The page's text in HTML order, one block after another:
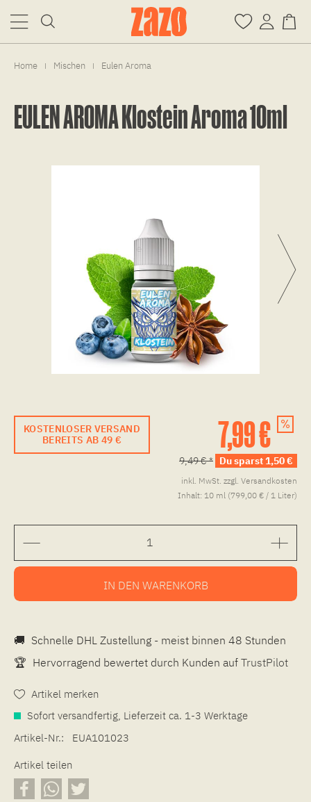
Home | Mischen | Eulen Aroma
EULEN AROMA Klostein Aroma 10ml
KOSTENLOSER VERSAND
BEREITS AB 49 €
7,99 €
9,49 € * Du sparst 1,50 €
inkl. MwSt. zzgl. Versandkosten
Inhalt: 10 ml (799,00 € / 1 Liter)
IN DEN WARENKORB
🚚 Schnelle DHL Zustellung - meist binnen 48 Stunden
🏆 Hervorragend bewertet durch Kunden auf TrustPilot
Artikel merken
Sofort versandfertig, Lieferzeit ca. 1-3 Werktage
Artikel-Nr.:
EUA101023
Artikel teilen